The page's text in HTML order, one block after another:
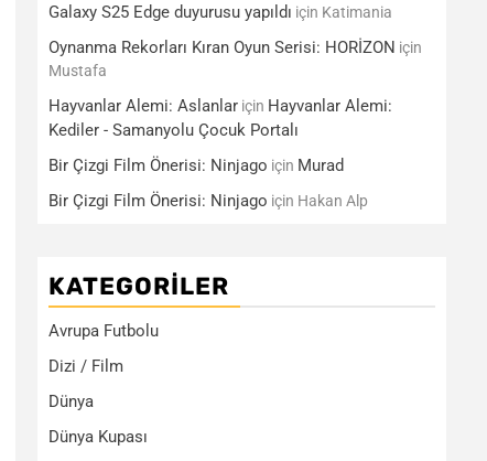
Galaxy S25 Edge duyurusu yapıldı için Katimania
Oynanma Rekorları Kıran Oyun Serisi: HORİZON için
Mustafa
Hayvanlar Alemi: Aslanlar için Hayvanlar Alemi:
Kediler - Samanyolu Çocuk Portalı
Bir Çizgi Film Önerisi: Ninjago için Murad
Bir Çizgi Film Önerisi: Ninjago için Hakan Alp
KATEGORILER
Avrupa Futbolu
Dizi / Film
Dünya
Dünya Kupası